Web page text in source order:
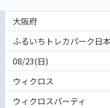
大阪府
ふるいちトレカパーク日
08/23(日)
ウィクロス
ウィクロスパーティ